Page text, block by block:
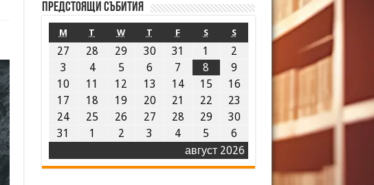
Предстоящи събития
август 2026
M T W T F S S
27 28 29 30 31 1
2
3
4 5 6 7 8
9
10
11 12 13 14 15
16
17
18 19 20 21 22
23
24
25 26 27 28 29
30
31
1 2 3 4 5 6